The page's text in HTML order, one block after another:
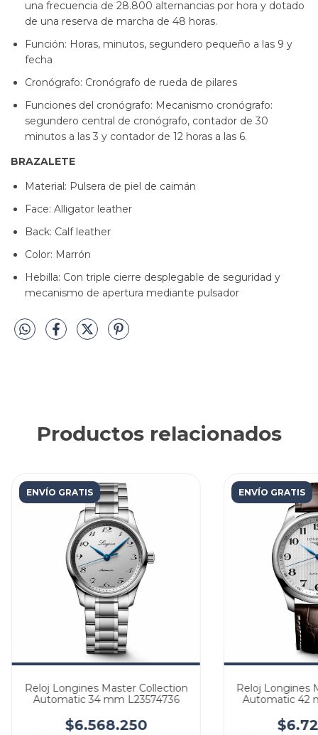
una frecuencia de 28.800 alternancias por hora y dotado
de una reserva de marcha de 48 horas.
Función: Horas, minutos, segundero pequeño a las 9 y
fecha
Cronógrafo: Cronógrafo de rueda de pilares
Funciones del cronógrafo: Mecanismo cronógrafo:
segundero central de cronógrafo, contador de 30
minutos a las 3 y contador de 12 horas a las 6.
BRAZALETE
Material: Pulsera de piel de caimán
Face: Alligator leather
Back: Calf leather
Color: Marrón
Hebilla: Con triple cierre desplegable de seguridad y
mecanismo de apertura mediante pulsador
Productos relacionados
ENVÍO GRATIS
Reloj Longines Master Collection
Automatic 34 mm L23574736
$6.568.250
ENVÍO GRATIS
Reloj Longines
Automatic 42